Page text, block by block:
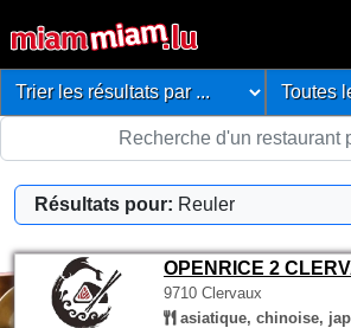
Résultats pour: Reuler
OPENRICE 2
9710 Clervaux
asiatique, chinoise,